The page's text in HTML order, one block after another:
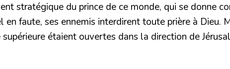
stratégique du prince de ce monde, qui se donne
faute, ses ennemis interdirent toute prière à Dieu.
étaient ouvertes dans la direction de